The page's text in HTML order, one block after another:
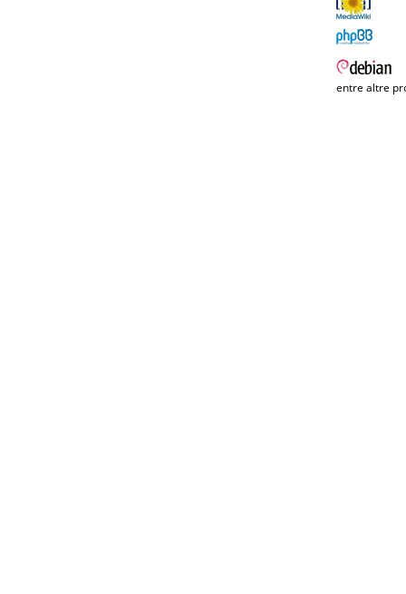
entre altre